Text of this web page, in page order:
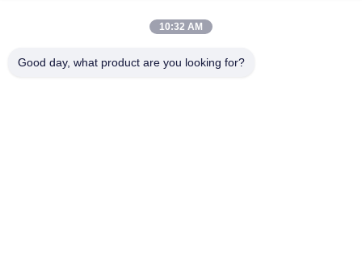
Médias de sablage
10:32 AM
Good day, what product are you looking for?